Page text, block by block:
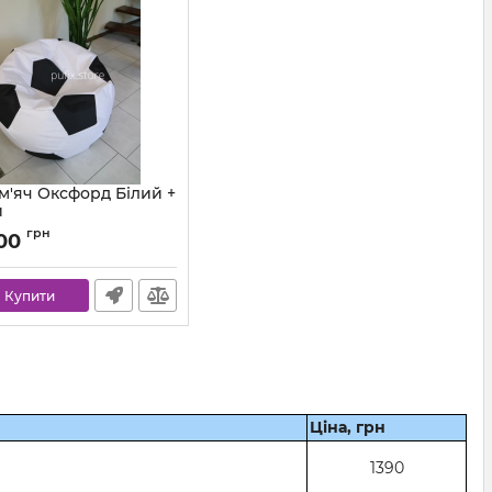
Оксфорд Білий +
ox-101-001-80
грн
Купити
Ціна, грн
1390